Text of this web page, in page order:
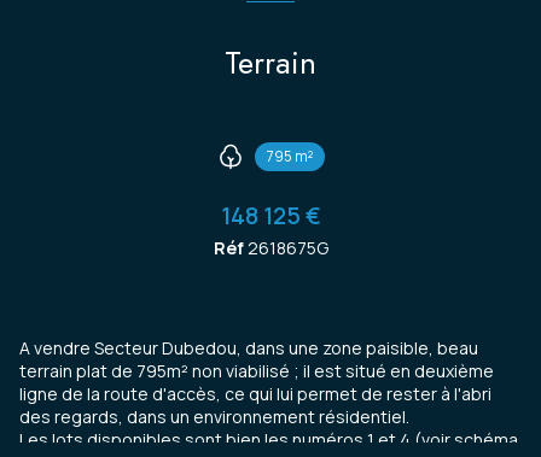
Terrain
795 m²
148 125 €
Réf2618675G
A vendre Secteur Dubedou, dans une zone paisible, beau
terrain plat de 795m² non viabilisé ; il est situé en deuxième
ligne de la route d'accès, ce qui lui permet de rester à l'abri
des regards, dans un environnement résidentiel.
Les lots disponibles sont bien les numéros 1 et 4 (voir schéma